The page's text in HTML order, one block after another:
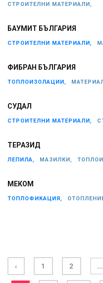
СТРОИТЕЛНИ МАТЕРИАЛИ,
БАУМИТ БЪЛГАРИЯ
СТРОИТЕЛНИ МАТЕРИАЛИ,
ФИБРАН БЪЛГАРИЯ
ТОПЛОИЗОЛАЦИИ,
СУДАЛ
СТРОИТЕЛНИ МАТЕРИАЛИ,
ТЕРАЗИД
ЛЕПИЛА, МАЗИЛКИ,
МЕКОМ
ТОПЛОФИКАЦИЯ,
‹ 1 2 ...